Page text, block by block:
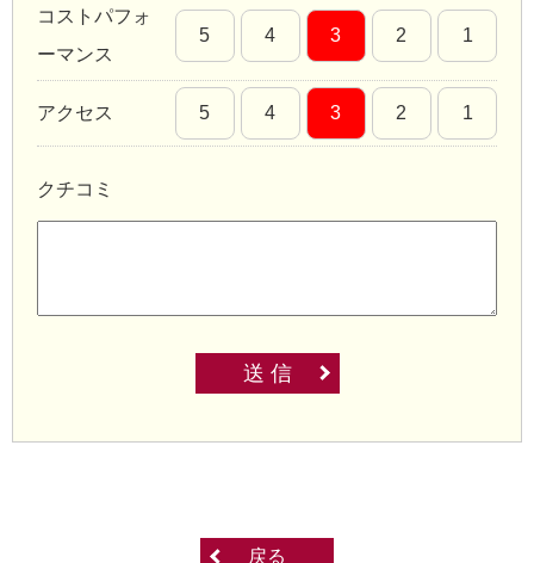
コストパフォ
ーマンス
5 4 3 2 1
アクセス 5 4 3 2 1
クチコミ
送 信
戻る